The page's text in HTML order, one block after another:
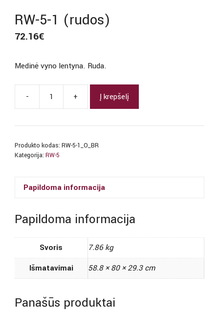
RW-5-1 (rudos)
72.16€
Medinė vyno lentyna. Ruda.
-
produkto
RW-
1
+ Į krepšelį
Produkto kodas: RW-5-1_O_BR
Kategorija: RW-5
Papildoma informacija
Papildoma informacija
Svoris
7.86 kg
Išmatavimai
58.8 × 80 × 29.3 cm
Panašūs produktai